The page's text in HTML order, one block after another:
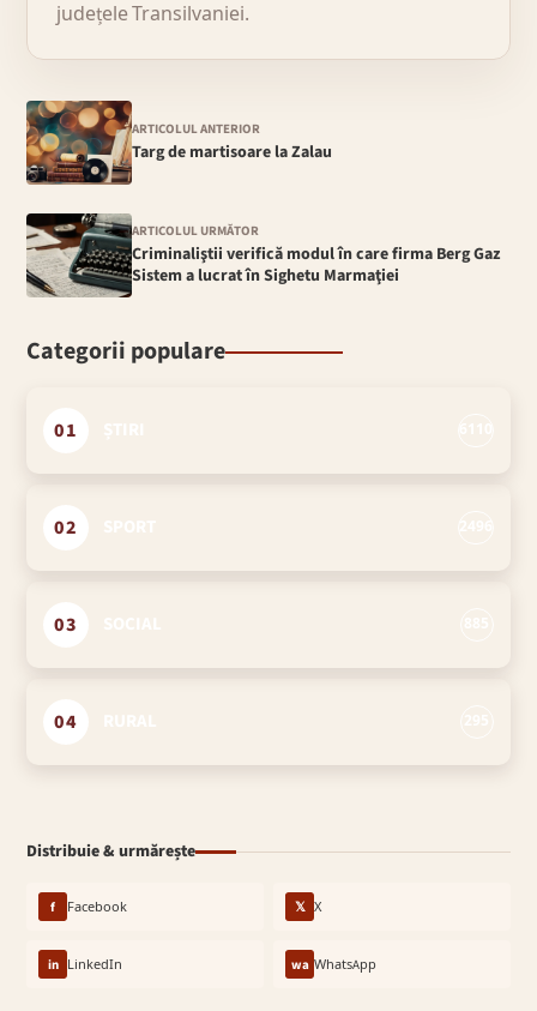
județele Transilvaniei.
ARTICOLUL ANTERIOR
Targ de martisoare la Zalau
ARTICOLUL URMĂTOR
Criminaliştii verifică modul în care firma Berg Gaz
Sistem a lucrat în Sighetu Marmaţiei
Categorii populare
01
02
03
04
Distribuie & urmărește
f Facebook 𝕏 X
in LinkedIn wa WhatsApp